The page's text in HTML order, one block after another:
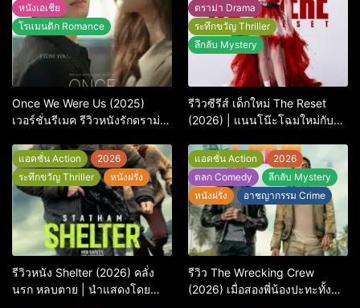
หนังเอเชีย
โรแมนติก Romance
Once We Were Us (2025)
เวอร์ชั่นรีเมค รีวิวหนังรักดราม่า
ดราม่า Drama
ระทึกขวัญ Thriller
ลึกลับ Mystery
รีวิวซีรีส์ เด็กใหม่ The Reset
(2026) | แนนโน๊ะโฉมใหม่กับ
แอคชั่น Action
2026
ระทึกขวัญ Thriller
หนังฝรั่ง
รีวิวหนัง Shelter (2026) คลั่ง
นรก หลบตาย | นำแสดงโดย
แอคชั่น Action
2026
ตลก Comedy
ลึกลับ Mystery
หนังฝรั่ง
อาชญากรรม Crime
รีวิว The Wrecking Crew
(2026) เมื่อสองพี่น้องปะทะทั้ง